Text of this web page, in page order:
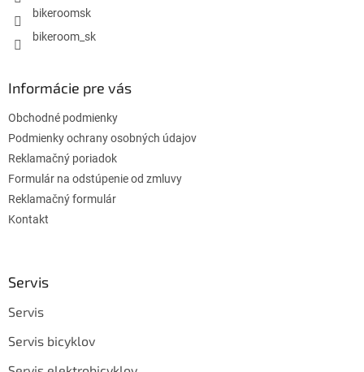
bikeroomsk
bikeroom_sk
Informácie pre vás
Obchodné podmienky
Podmienky ochrany osobných údajov
Reklamačný poriadok
Formulár na odstúpenie od zmluvy
Reklamačný formulár
Kontakt
Servis
Servis
Servis bicyklov